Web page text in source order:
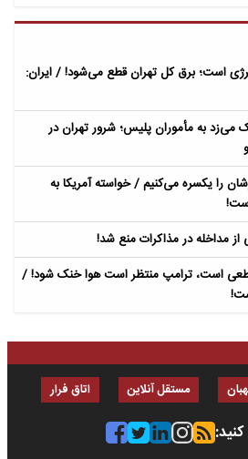
است؛ برق کل تهران قطع می‌شود! / ایران:
می‌زد به مأموران پلیس؛ شرور تهران در
را یکسره می‌کنیم / خواسته آمریکا به
از مداخله در مذاکرات منع شد!
قطعی است، ترامپ منتظر است هوا خنک شود! /
مستقل آنلاین اتاق فرار
کنید: